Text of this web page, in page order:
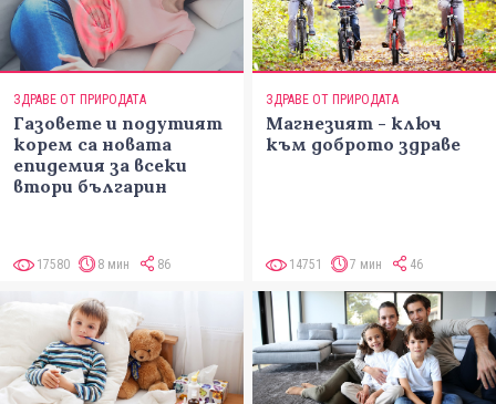
ЗДРАВЕ ОТ ПРИРОДАТА
Газовете и подутият
корем са новата
епидемия за всеки
втори българин
17580 8 мин 86
ЗДРАВЕ ОТ ПРИРОДАТА
Магнезият - ключ
към доброто здраве
14751 7 мин 46